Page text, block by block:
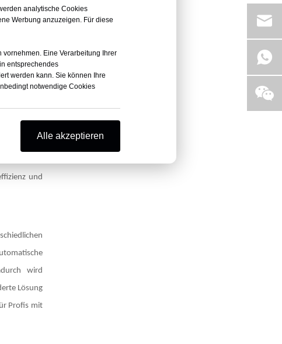
sorgt,
was die
des
Projekts
ein- oder
spart Zeit
und
wird
Lösung
Profis mit
analytische Cookies
Werbung anzuzeigen. Für diese
vornehmen. Eine Verarbeitung Ihrer
entsprechendes
werden kann. Sie können Ihre
notwendige Cookies
Alle akzeptieren